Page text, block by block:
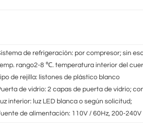
de refrigeración: por compresor; sin
rango2-8 ℃. temperatura interior del
de rejilla: listones de plástico blanco
de vidrio: 2 capas de puerta de vidrio;
interior: luz LED blanca o según solicitud;
de alimentación: 110V / 60Hz, 200-240V